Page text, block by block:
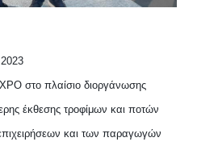
στο πλαίσιο διοργάνωσης
έκθεσης τροφίμων και ποτών
και των παραγωγών